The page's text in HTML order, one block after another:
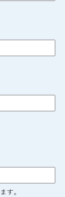
す。